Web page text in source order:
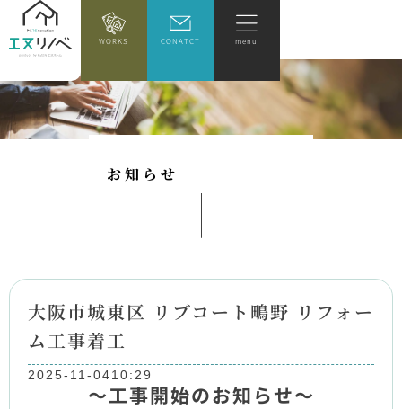
WORKS CONATCT menu
お知 ら せ
大阪市城東区 リブコート鴫野 リフォー
ム工事着工
2025-11-0410:29
～工事開始のお知らせ～